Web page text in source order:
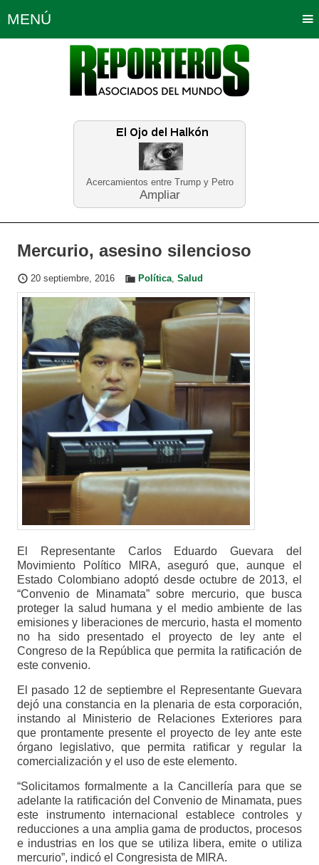
Acercamientos entre Trump y Petro
Ampliar
MENÚ
Política Opinión Bogotá
Planeta Tierra Deportes
Educación Neira
Mercurio, asesino silencioso
20 septiembre, 2016 Política, Salud
El Representante Carlos Eduardo Guevara del
Movimiento Político MIRA, aseguró que, aunque el
Estado Colombiano adoptó desde octubre de 2013, el
“Convenio de Minamata” sobre mercurio, que busca
proteger la salud humana y el medio ambiente de las
emisiones y liberaciones de mercurio, hasta el momento
no ha sido presentado el proyecto de ley ante el
Congreso de la República que permita la ratificación de
este convenio.
El pasado 12 de septiembre el Representante Guevara
dejó una constancia en la plenaria de esta corporación,
instando al Ministerio de Relaciones Exteriores para
que prontamente presente el proyecto de ley ante este
órgano legislativo, que permita ratificar y regular la
comercialización y el uso de este elemento.
“Solicitamos formalmente a la Cancillería para que se
adelante la ratificación del Convenio de Minamata, pues
este instrumento internacional establece controles y
reducciones a una amplia gama de productos, procesos
e industrias en los que se utiliza libera, emite o utiliza
mercurio”, indicó el Congresista de MIRA.